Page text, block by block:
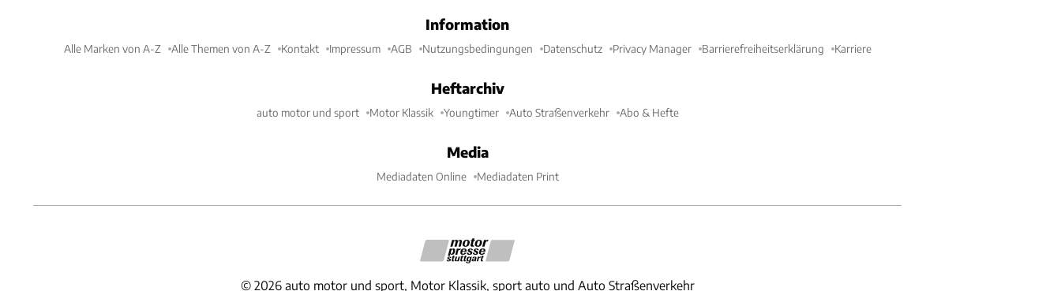
Information
Alle Marken von A-Z Alle Themen von A-Z Kontakt Impressum AGB Nutzungsbedingungen Datenschutz Privacy Manager Barrierefreiheitserklärung Karriere
Heftarchiv
auto motor und sport Motor Klassik Youngtimer Auto Straßenverkehr Abo & Hefte
Media
Mediadaten Online Mediadaten Print
© 2026 auto motor und sport, Motor Klassik, sport auto und Auto Straßenverkehr